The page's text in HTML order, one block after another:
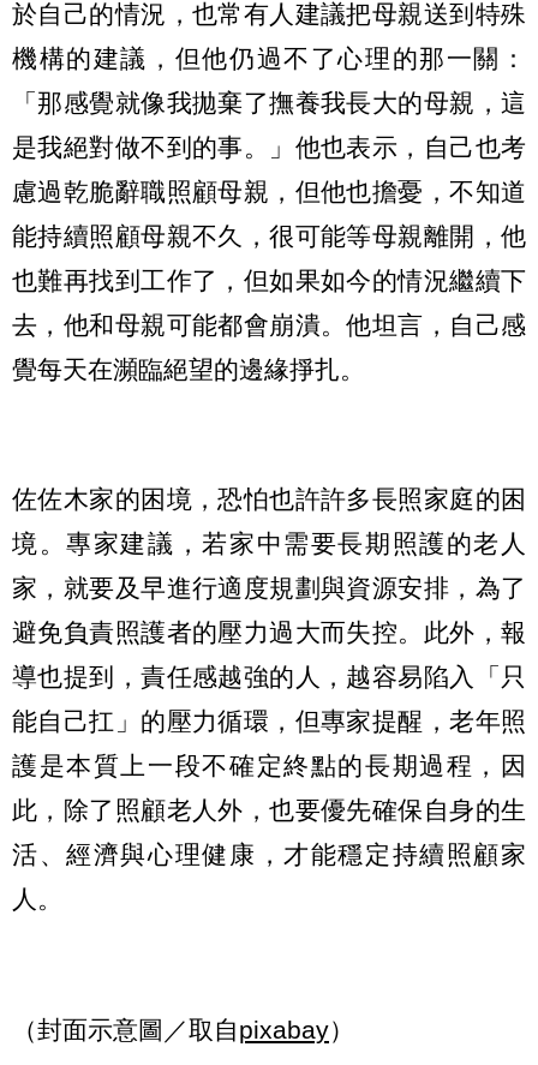
於自己的情況，也常有人建議把母親送到特殊
機構的建議，但他仍過不了心理的那一關：
「那感覺就像我拋棄了撫養我長大的母親，這
是我絕對做不到的事。」他也表示，自己也考
慮過乾脆辭職照顧母親，但他也擔憂，不知道
能持續照顧母親不久，很可能等母親離開，他
也難再找到工作了，但如果如今的情況繼續下
去，他和母親可能都會崩潰。他坦言，自己感
覺每天在瀕臨絕望的邊緣掙扎。
佐佐木家的困境，恐怕也許許多長照家庭的困
境。專家建議，若家中需要長期照護的老人
家，就要及早進行適度規劃與資源安排，為了
避免負責照護者的壓力過大而失控。此外，報
導也提到，責任感越強的人，越容易陷入「只
能自己扛」的壓力循環，但專家提醒，老年照
護是本質上一段不確定終點的長期過程，因
此，除了照顧老人外，也要優先確保自身的生
活、經濟與心理健康，才能穩定持續照顧家
人。
（封面示意圖／取自pixabay）